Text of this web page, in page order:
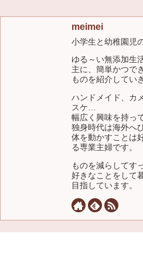
meimei
小学生と幼稚園児
ゆる～い無添加生
主に、簡単かつで
ものを紹介してい
ハンドメイド、カ
スケ…
幅広く興味を持っ
独身時代は海外へ
体を動かすことは
る専業主婦です。
ものを減らしてす
好きなことをして
目指しています。